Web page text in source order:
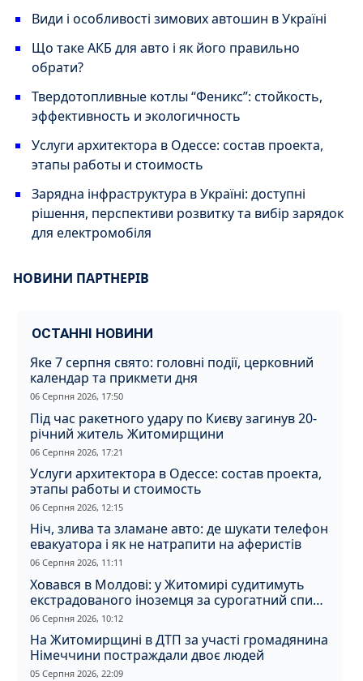
Види і особливості зимових автошин в Україні
Що таке АКБ для авто і як його правильно
обрати?
Твердотопливные котлы “Феникс”: стойкость,
эффективность и экологичность
Услуги архитектора в Одессе: состав проекта,
этапы работы и стоимость
Зарядна інфраструктура в Україні: доступні
рішення, перспективи розвитку та вибір зарядок
для електромобіля
НОВИНИ ПАРТНЕРІВ
ОСТАННІ НОВИНИ
Яке 7 серпня свято: головні події, церковний
календар та прикмети дня
06 Серпня 2026, 17:50
Під час ракетного удару по Києву загинув 20-
річний житель Житомирщини
06 Серпня 2026, 17:21
Услуги архитектора в Одессе: состав проекта,
этапы работы и стоимость
06 Серпня 2026, 12:15
Ніч, злива та зламане авто: де шукати телефон
евакуатора і як не натрапити на аферистів
06 Серпня 2026, 11:11
Ховався в Молдові: у Житомирі судитимуть
екстрадованого іноземця за сурогатний спирт
і відмивання грошей
06 Серпня 2026, 10:12
На Житомирщині в ДТП за участі громадянина
Німеччини постраждали двоє людей
05 Серпня 2026, 22:09